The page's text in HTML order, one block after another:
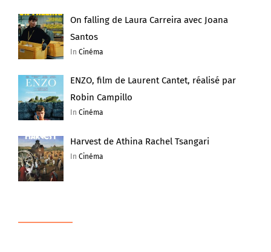
On falling de Laura Carreira avec Joana
Santos
InCinéma
ENZO, film de Laurent Cantet, réalisé par
Robin Campillo
InCinéma
Harvest de Athina Rachel Tsangari
InCinéma